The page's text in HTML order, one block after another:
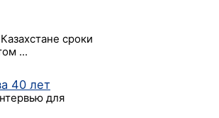
сроки
...
40 лет
для